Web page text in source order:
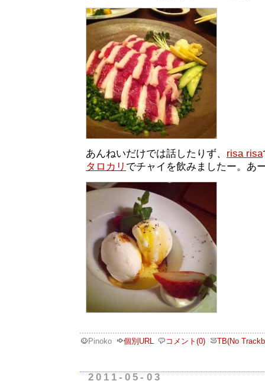
あんねいだけでは話したりず、 risa risa
タロカリ でチャイを飲みましたー。あ
Pinoko 個別URL コメント(0) TB(No
2011-05-03